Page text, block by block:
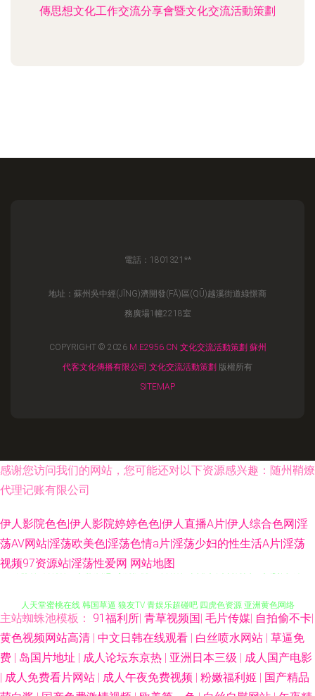
傳思想文化工作交流分享會暨文化交流活動策劃
電話：1801321**
地址：蘇州吳中經(JĪNG)濟開發(FĀ)區(QŪ)越溪街道綠憬商
務廣場1幢2218室
COPYRIGHT © 2026 M.E2956.CN 文化交流活動策劃 蘇州
代客文化傳播有限公司 文化交流活動策劃 版權所有
SITEMAP
感谢您访问我们的网站，您可能还对以下资源感兴趣：随州鞘燎
代理记账有限公司
伊人影院色色|伊人影院婷婷色色|伊人直播A片|伊人综合色网|淫
荡AV网站|淫荡欧美色|淫荡色情a片|淫荡少妇的性生活A片|淫荡
视频97资源站|淫荡性爱网 网站地图
免费在线观看91 人妖自慰 导航影视AV 日韩第3页 伊人综合另类 97人妻网 成
足交国产在线黑丝 97AV导航 超碰香蕉 国产视频网站 蜜芽视频在线精品 日韩
主站蜘蛛池模板： 91福利所| 青草视频国| 毛片传媒| 自拍偷不卡|
黄色视频网站高清 | 中文日韩在线观看 | 白丝喷水网站 | 草逼免
费 | 岛国片地址 | 成人论坛东京热 | 亚洲日本三级 | 成人国产电影
| 成人免费看片网站 | 成人午夜免费视频 | 粉嫩福利姬 | 国产精品